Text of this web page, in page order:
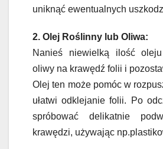
uniknąć ewentualnych
2. Olej Roślinny lub Oliwa:
Nanieś niewielką ilość
oliwy na krawędź folii i
Olej ten może pomóc w
ułatwi odklejanie folii. Po
spróbować delikatnie
krawędzi, używając